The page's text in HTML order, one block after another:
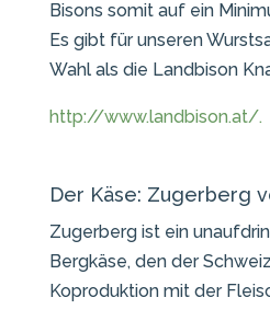
Bisons somit auf ein
Es gibt für unseren
Wahl als die Landbison
http://www.landbison.at/.
Der Käse: Zugerberg
Zugerberg ist ein
Bergkäse, den der
Koproduktion mit der